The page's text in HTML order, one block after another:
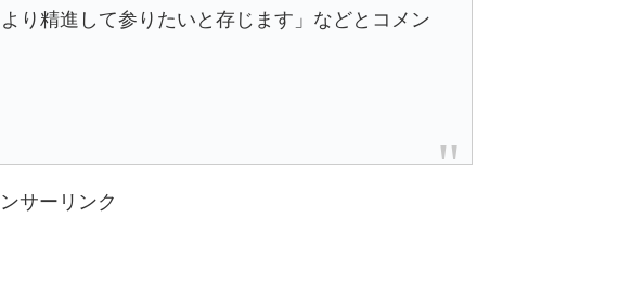
り精進して参りたいと存じます」などとコメン
サーリンク